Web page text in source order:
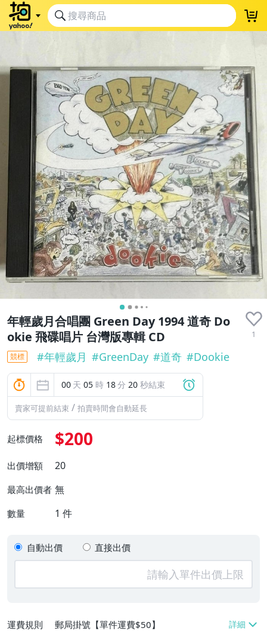
年輕歲月合唱團 Green Day 1994 道奇 Do
okie 飛碟唱片 台灣版專輯 CD
1
競標 #年輕歲月 #GreenDay #道奇 #Dookie
00 天 05 時 18分 19 秒結束
賣家可提前結束 / 拍賣時間會自動延長
起標價格 $200
出價增額 20
最高出價者 無
數量 1 件
自動出價 直接出價
運費規則
郵局掛號【單件運費$50】